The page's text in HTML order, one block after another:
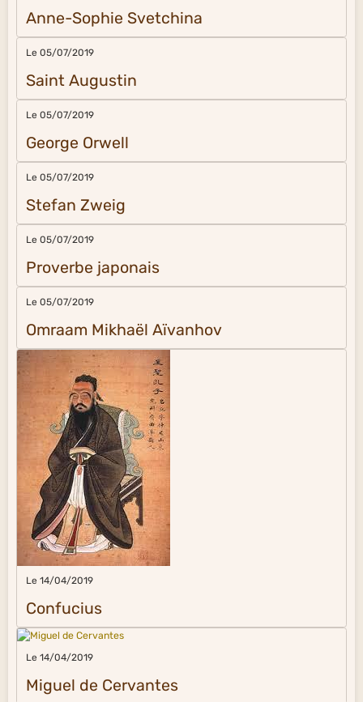
Anne-Sophie Svetchina
Le 05/07/2019
Saint Augustin
Le 05/07/2019
George Orwell
Le 05/07/2019
Stefan Zweig
Le 05/07/2019
Proverbe japonais
Le 05/07/2019
Omraam Mikhaël Aïvanhov
Le 14/04/2019
Confucius
Le 14/04/2019
Miguel de Cervantes